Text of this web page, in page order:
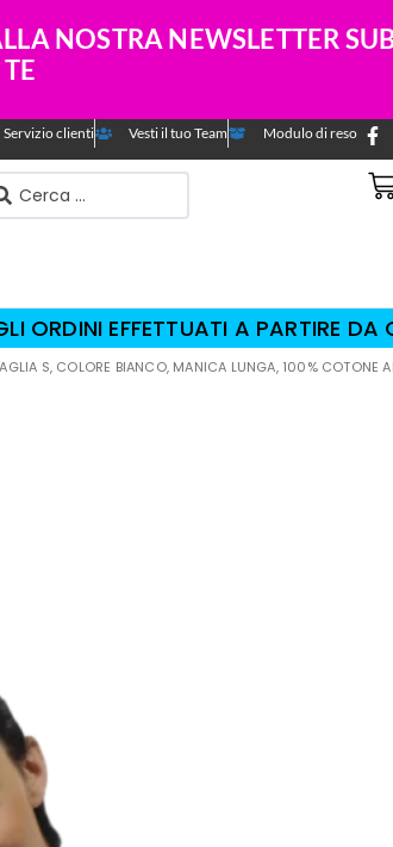
NOSTRA NEWSLETTER
Servizio clienti Vesti il tuo Team Modulo di reso
ORDINI EFFETTUATI A PARTIRE DA
S, COLORE BIANCO, MANICA LUNGA, 100% COTONE